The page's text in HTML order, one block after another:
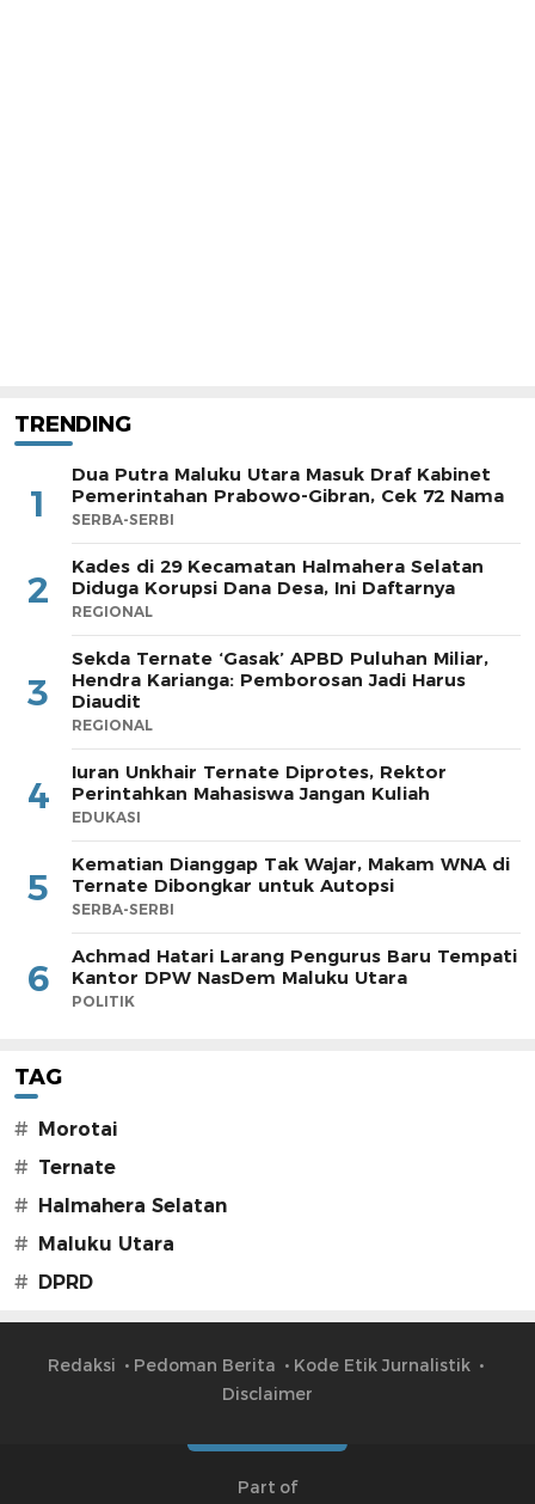
TRENDING
1
Dua Putra Maluku Utara Masuk Draf Kabinet
Pemerintahan Prabowo-Gibran, Cek 72 Nama
SERBA-SERBI
2
Kades di 29 Kecamatan Halmahera Selatan
Diduga Korupsi Dana Desa, Ini Daftarnya
REGIONAL
3
Sekda Ternate ‘Gasak’ APBD Puluhan Miliar,
Hendra Karianga: Pemborosan Jadi Harus
Diaudit
REGIONAL
4
Iuran Unkhair Ternate Diprotes, Rektor
Perintahkan Mahasiswa Jangan Kuliah
EDUKASI
5
Kematian Dianggap Tak Wajar, Makam WNA di
Ternate Dibongkar untuk Autopsi
SERBA-SERBI
6
Achmad Hatari Larang Pengurus Baru Tempati
Kantor DPW NasDem Maluku Utara
POLITIK
TAG
# Morotai
# Ternate
# Halmahera Selatan
# Maluku Utara
# DPRD
Redaksi Pedoman Berita
Kode Etik Jurnalistik
Disclaimer
Part of